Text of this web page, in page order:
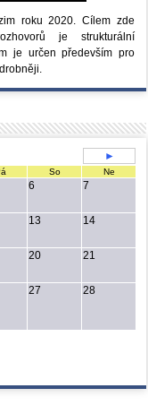
roku 2020.Cílem zde
je strukturální
je určen především pro
►
So Ne
6 7
13 14
20 21
27 28